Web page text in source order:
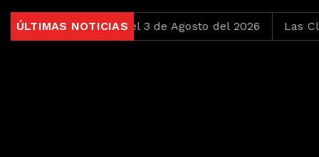
ÚLTIMAS NOTICIAS
pero Bonitas del 3 de Agosto del 2026 Las